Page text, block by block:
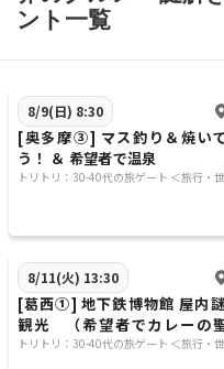
ント一覧
8/9(日) 8:30
[奥多摩③] マス釣り＆焼い
う！ ＆ 希望者で温泉
トリトリ：30-40代の旅ゲート ＜旅行・
8/11(火) 13:30
[葛西①] 地下鉄博物館 屋内
観光 （希望者でカレーの
チ）
トリトリ：30-40代の旅ゲート ＜旅行・